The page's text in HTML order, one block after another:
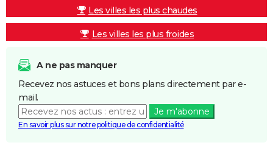
Les villes les plus chaudes
Les villes les plus froides
A ne pas manquer
Recevez nos astuces et bons plans directement par e-
mail.
Je m'abonne
En savoir plus sur notre politique de confidentialité